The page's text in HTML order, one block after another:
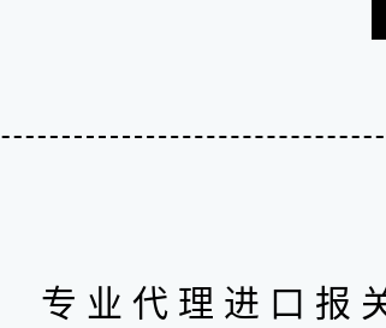
专业代理进口报